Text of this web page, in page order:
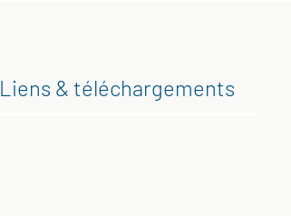
Liens & téléchargements